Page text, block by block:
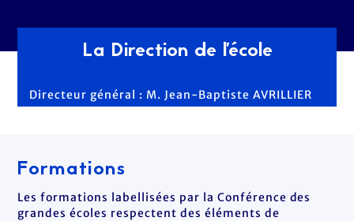
La Direction de l'école
Directeur général : M. Jean-Baptiste AVRILLIER
Formations
Les formations labellisées par la Conférence des
grandes écoles respectent des éléments de